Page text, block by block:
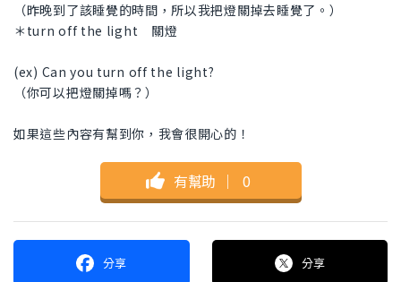
（昨晚到了該睡覺的時間，所以我把燈關掉去睡覺了。）
＊turn off the light 關燈
(ex) Can you turn off the light?
（你可以把燈關掉嗎？）
如果這些內容有幫到你，我會很開心的！
有幫助 ｜ 0
分享 分享